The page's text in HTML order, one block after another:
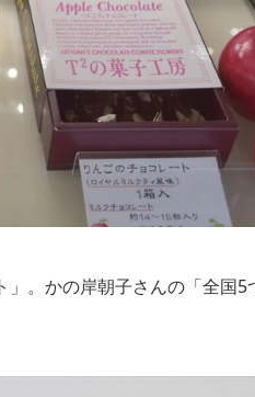
。かの岸朝子さんの「全国5